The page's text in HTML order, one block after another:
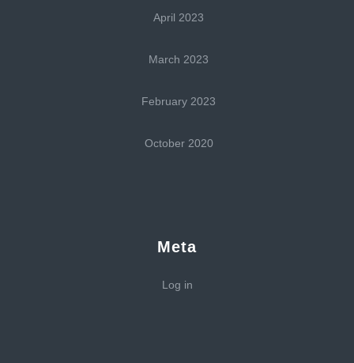
April 2023
March 2023
February 2023
October 2020
Meta
Log in